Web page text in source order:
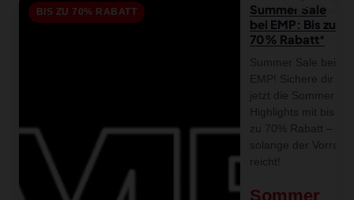
BIS ZU 70% RABATT
Summer Sale
bei EMP: Bis zu
70% Rabatt
Summer Sale bei
EMP! Sichere dir
jetzt die Sommer
Highlights mit bis
zu 70% Rabatt –
solange der Vorrat
reicht!
Sommer